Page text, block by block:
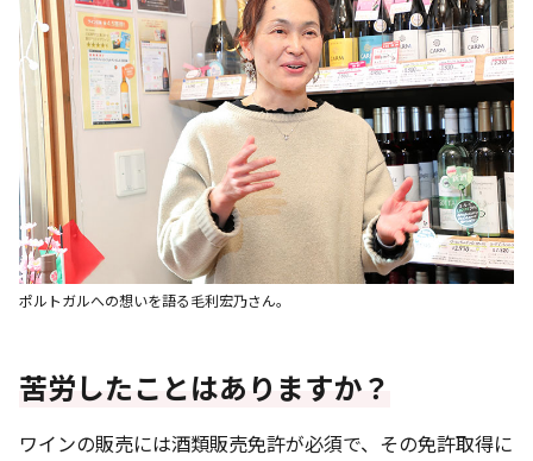
ポルトガルへの想いを語る毛利宏乃さん。
苦労したことはありますか？
ワインの販売には酒類販売免許が必須で、その免許取得に